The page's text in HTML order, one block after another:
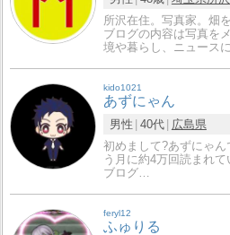
所沢在住。写真家。畑
ブログの内容は写真を
境や暮らし、ニュース
kido1021
あずにゃん
男性 40代
広島県
初めまして?あずにゃん
う月に約4万回読まれ
ブログ…
feryl12
ふゅりる